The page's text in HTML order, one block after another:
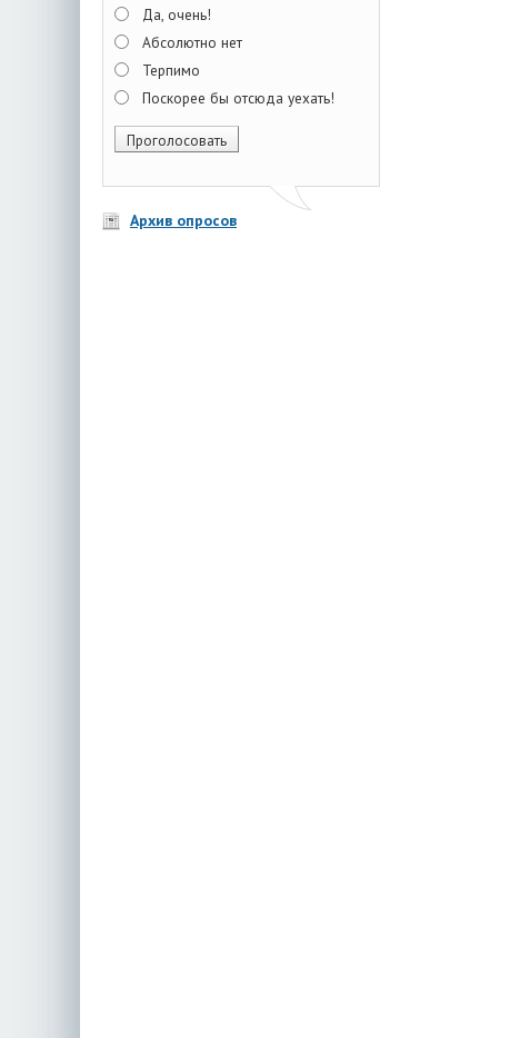
Да, очень!
Абсолютно нет
Терпимо
Поскорее бы отсюда уехать!
Архив опросов